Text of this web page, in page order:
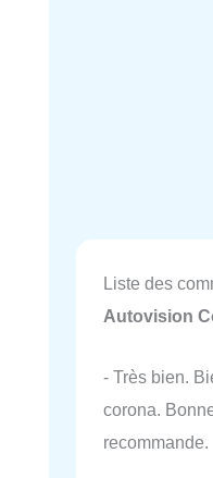
Liste des
Autovision
- Très bien.
corona.
recommande.